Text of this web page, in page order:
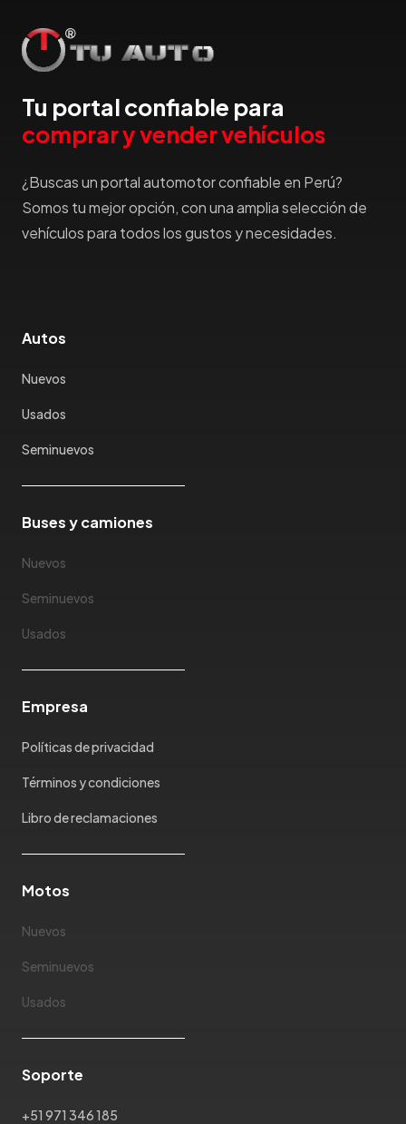
Tu portal confiable para
comprar y vender vehículos
¿Buscas un portal automotor confiable en Perú?
Somos tu mejor opción, con una amplia selección de
vehículos para todos los gustos y necesidades.
Autos
Nuevos
Usados
Seminuevos
Buses y camiones
Nuevos
Seminuevos
Usados
Empresa
Políticas de privacidad
Términos y condiciones
Libro de reclamaciones
Motos
Nuevos
Seminuevos
Usados
Soporte
+51 971 346 185